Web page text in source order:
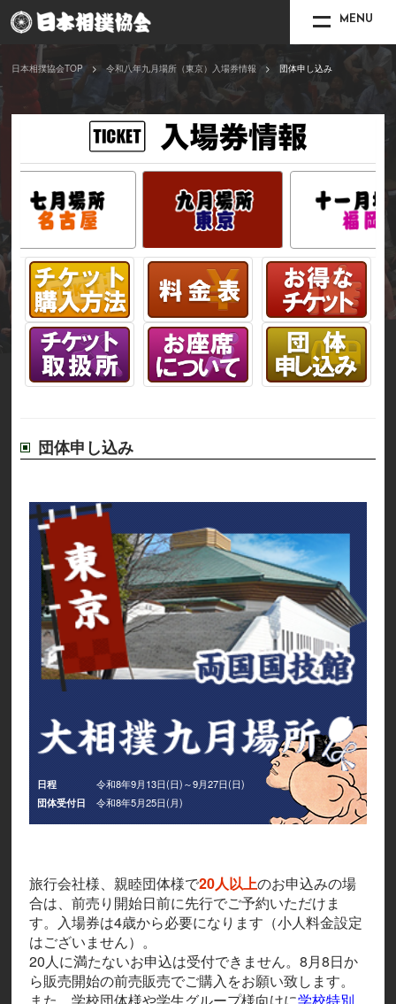
MENU
日本相撲協会TOP 令和八年九月場所（東京）入場券情報 団体申し込み
団体申し込み
日程
令和8年9月13日(日)～9月27日(日)
団体受付日
令和8年5月25日(月)
旅行会社様、親睦団体様で20人以上のお申込みの場
合は、前売り開始日前に先行でご予約いただけま
す。入場券は4歳から必要になります（小人料金設定
はございません）。
20人に満たないお申込は受付できません。8月8日か
ら販売開始の前売販売でご購入をお願い致します。